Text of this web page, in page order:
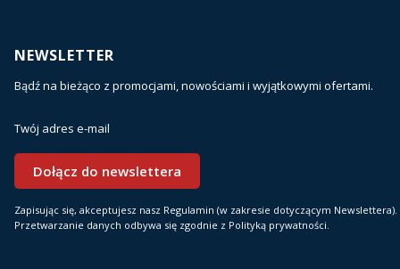
NEWSLETTER
Bądź na bieżąco z promocjami, nowościami i wyjątkowymi ofertami.
Twój adres e-mail
Dołącz do newslettera
Zapisując się, akceptujesz nasz Regulamin (w zakresie dotyczącym Newslettera).
Przetwarzanie danych odbywa się zgodnie z Polityką prywatności.